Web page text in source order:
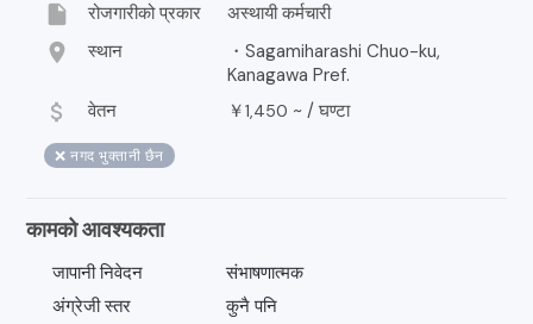
insert_drive_file रोजगारीको प्रकार अस्थायी कर्मचारी
location_on स्थान
・Sagamiharashi Chuo-ku,
Kanagawa Pref.
attach_money वेतन ￥1,450 ~ /घण्टा
❌ नगद भुक्तानी छैन
कामको आवश्यकता
जापानी निवेदन
संभाषणात्मक
अंग्रेजी स्तर
कुनै पनि